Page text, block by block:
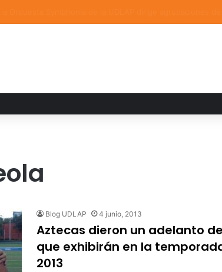
Blog UDLAP 4 junio, 2013
Aztecas dieron un adelanto
que exhibirán en la
2013